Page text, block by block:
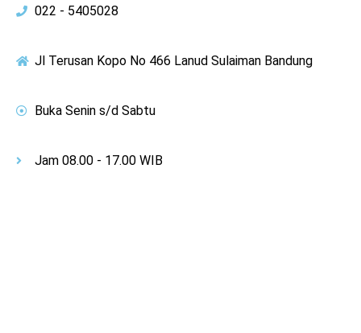
022 - 5405028
Jl Terusan Kopo No 466 Lanud Sulaiman Bandung
Buka Senin s/d Sabtu
Jam 08.00 - 17.00 WIB